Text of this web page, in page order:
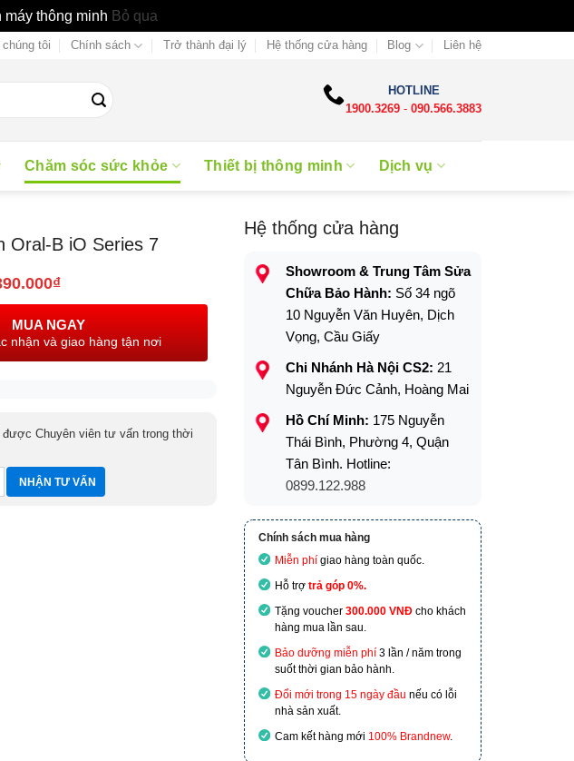
máy thông minh Bỏ qua
tôi Chính sách Trở thành đại lý Hệ thống cửa hàng Blog Liên hệ
HOTLINE
1900.3269 - 090.566.3883
Chăm sóc sức khỏe Thiết bị thông minh Dịch vụ
Oral-B iO Series 7
₫Giá
là:
5.390.000₫.
MUA NGAY
nhận và giao hàng tận nơi
Chuyên viên tư vấn trong thời
Hệ thống cửa hàng
Showroom & Trung Tâm Sửa
Chữa Bảo Hành: Số 34 ngõ
10 Nguyễn Văn Huyên, Dịch
Vọng, Cầu Giấy
Chi Nhánh Hà Nội CS2: 21
Nguyễn Đức Cảnh, Hoàng Mai
Hồ Chí Minh: 175 Nguyễn
Thái Bình, Phường 4, Quận
Tân Bình. Hotline:
0899.122.988
Chính sách mua hàng
Miễn phí giao hàng toàn quốc.
Hỗ trợ trả góp 0%.
Tặng voucher 300.000 VNĐcho khách
hàng mua lần sau.
Bảo dưỡng miễn phí3 lần / năm trong
suốt thời gian bảo hành.
Đổi mới trong 15 ngày đầu nếu có lỗi
nhà sản xuất.
Cam kết hàng mới 100% Brandnew.